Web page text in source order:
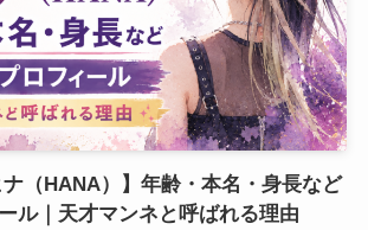
ナ（HANA）】年齢・本名・身長など
ル｜天才マンネと呼ばれる理由